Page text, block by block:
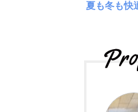
夏も冬も快